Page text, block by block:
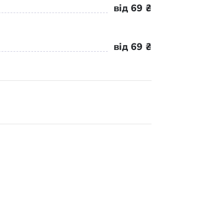
від 69 ₴
від 69 ₴